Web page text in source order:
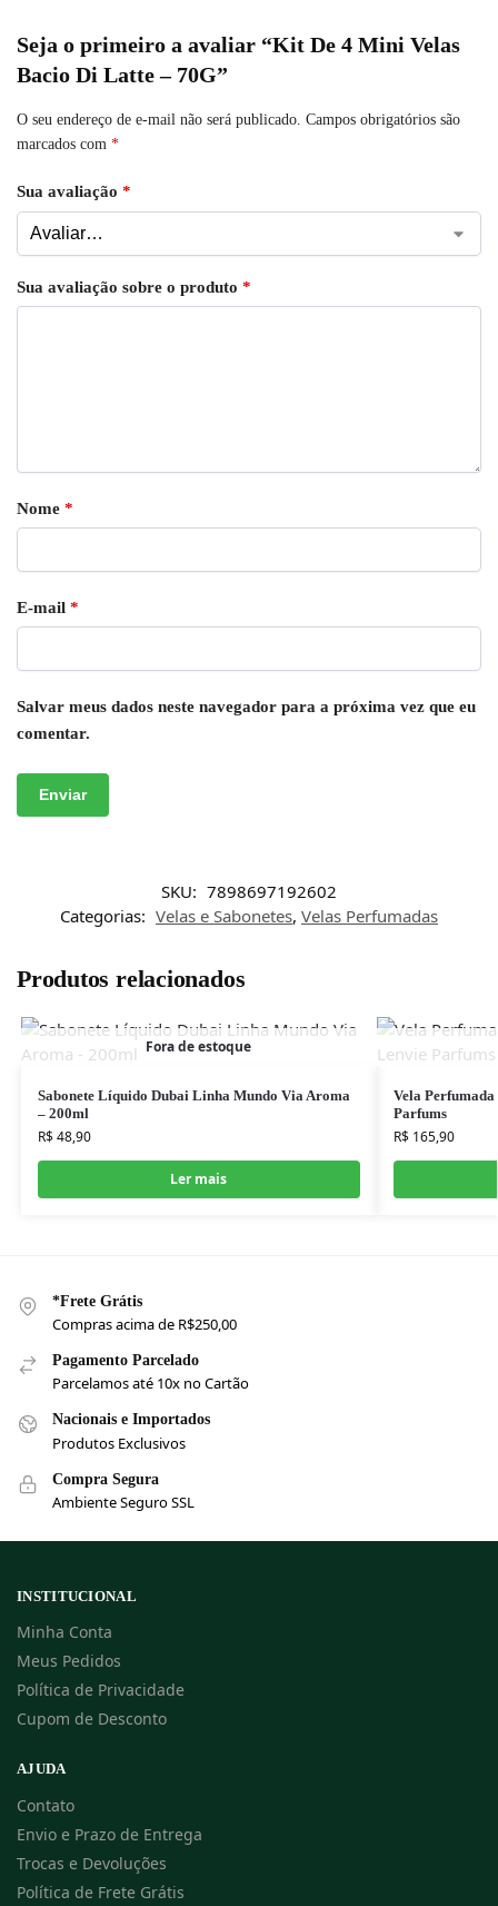
Seja o primeiro a avaliar “Kit De 4 Mini Velas
Bacio Di Latte – 70G”
O seu endereço de e-mail não será publicado. Campos obrigatórios são
marcados com *
Sua avaliação *
Sua avaliação sobre o produto *
Nome *
E-mail *
Salvar meus dados neste navegador para a próxima vez que eu
comentar.
SKU: 7898697192602
Categorias: Velas e Sabonetes, Velas Perfumadas
Produtos relacionados
Fora de estoque
Sabonete Líquido Dubai Linha Mundo Via Aroma
– 200ml
R$48,90
Ler mais
Vela
Parfums
R$165,90
*Frete Grátis
Compras acima de R$250,00
Pagamento Parcelado
Parcelamos até 10x no Cartão
Nacionais e Importados
Produtos Exclusivos
Compra Segura
Ambiente Seguro SSL
INSTITUCIONAL
Minha Conta
Meus Pedidos
Política de Privacidade
Cupom de Desconto
AJUDA
Contato
Envio e Prazo de Entrega
Trocas e Devoluções
Política de Frete Grátis